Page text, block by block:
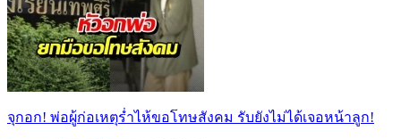
จุกอก! พ่อผู้ก่อเหตุร่ำไห้ขอโทษสังคม รับยังไม่ได้เจอหน้าลูก!